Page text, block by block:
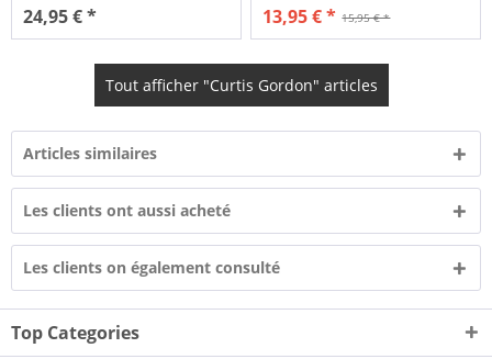
24,95 € * 15,95 € *
13,95 € *
Tout afficher "Curtis Gordon" articles
Articles similaires
Les clients ont aussi acheté
Les clients on également consulté
Top Categories